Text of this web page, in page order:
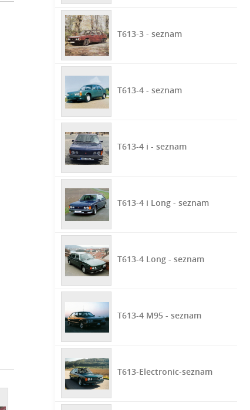
T613-3 - seznam
T613-4 - seznam
T613-4 i - seznam
T613-4 i Long - seznam
T613-4 Long - seznam
T613-4 M95 - seznam
T613-Electronic-seznam